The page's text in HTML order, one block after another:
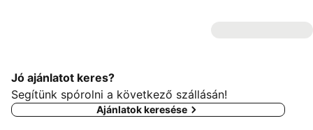
Jó ajánlatot keres?
Segítünk spórolni a következő szállásán!
Ajánlatok keresése